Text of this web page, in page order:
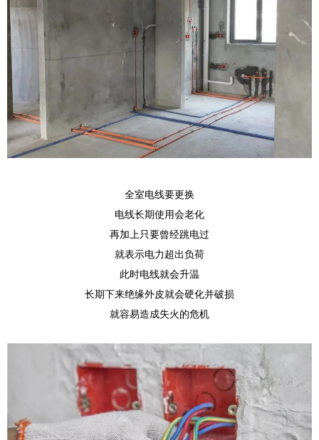
全室电线要更换
电线长期使用会老化
再加上只要曾经跳电过
就表示电力超出负荷
此时电线就会升温
长期下来绝缘外皮就会硬化并破损
就容易造成失火的危机